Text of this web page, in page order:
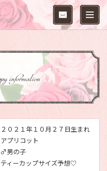
２０２１年１０月２７日生まれ
アプリコット
♂男の子
ティーカップサイズ予想♡